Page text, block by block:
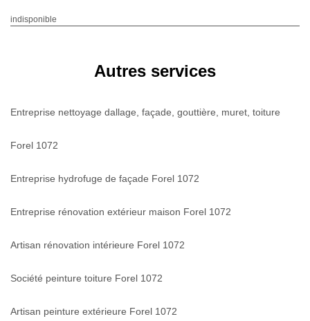
indisponible
Autres services
Entreprise nettoyage dallage, façade, gouttière, muret, toiture
Forel 1072
Entreprise hydrofuge de façade Forel 1072
Entreprise rénovation extérieur maison Forel 1072
Artisan rénovation intérieure Forel 1072
Société peinture toiture Forel 1072
Artisan peinture extérieure Forel 1072